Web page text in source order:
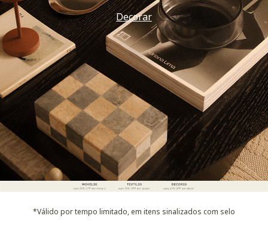
Decorar
*Válido por tempo limitado, em itens sinalizados com selo